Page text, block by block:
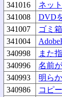
341016
ネッ
341008
DVD
341007
ゴミ
341004
340998
また
340996
名前
340993
明ら
340986
コピ